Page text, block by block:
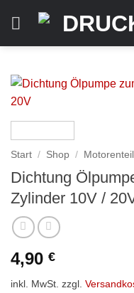
Inhalt
springen
Start / Shop /
Dichtung
Zylinder 10V /
4,90 €
inkl. MwSt. zzgl.